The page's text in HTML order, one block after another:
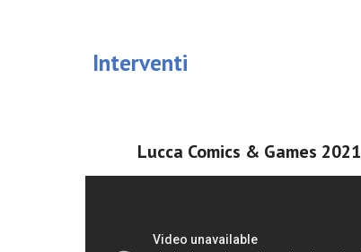
Interventi
Lucca Comics & Games 2021